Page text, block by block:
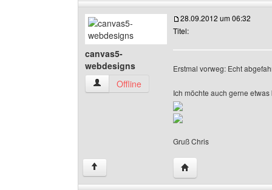
canvas5-
webdesigns
canvas5-webdesigns Benutzer-Profile
Offline
28.09.2012 um 06:32
Titel:
Erstmal vorweg: Echt
Ich möchte auch gerne
Gruß Chris
↑ Website dieses